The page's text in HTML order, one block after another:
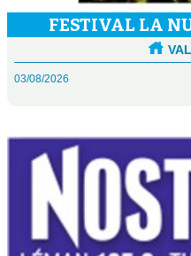
FESTIVAL LA
03/08/2026